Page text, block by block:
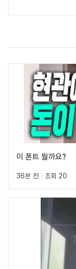
이 폰트 뭘까요?
36분 전 조회 20